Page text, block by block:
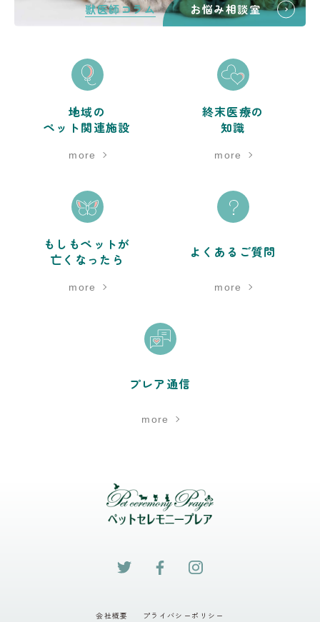
獣医師コラム お悩み相談室
地域の
ペット関連施設
more
終末医療の
知識
more
もしもペットが
亡くなったら
more
よくあるご質問
more
プレア通信
more
会社概要 プライバシーポリシー